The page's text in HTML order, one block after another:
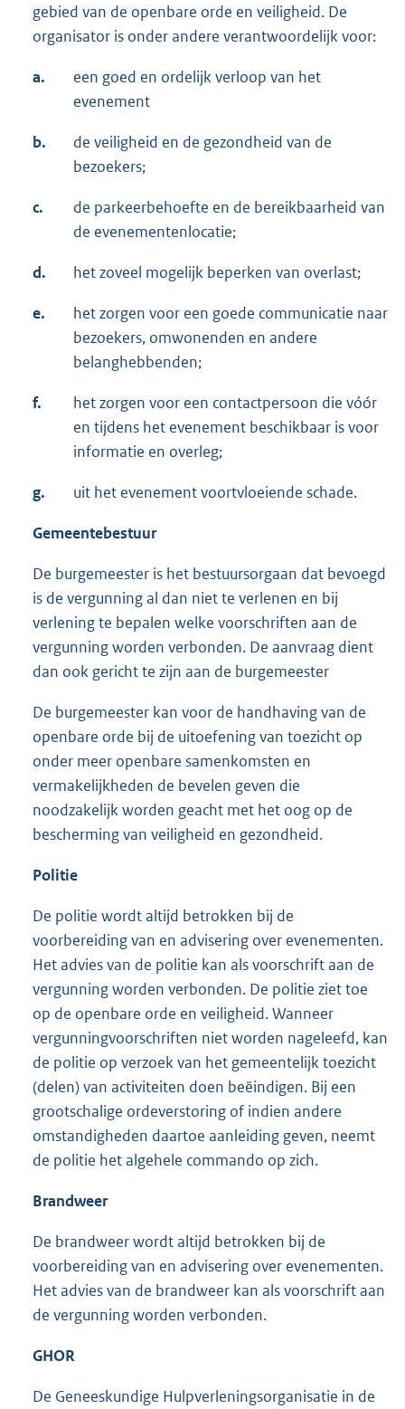
gebied van de openbare orde en veiligheid. De
organisator is onder andere verantwoordelijk voor:
a.
een goed en ordelijk verloop van het
evenement
b.
de veiligheid en de gezondheid van de
bezoekers;
c.
de parkeerbehoefte en de bereikbaarheid van
de evenementenlocatie;
d. het zoveel mogelijk beperken van overlast;
e.
het zorgen voor een goede communicatie naar
bezoekers, omwonenden en andere
belanghebbenden;
f.
het zorgen voor een contactpersoon die vóór
en tijdens het evenement beschikbaar is voor
informatie en overleg;
g. uit het evenement voortvloeiende schade.
Gemeentebestuur
De burgemeester is het bestuursorgaan dat bevoegd
is de vergunning al dan niet te verlenen en bij
verlening te bepalen welke voorschriften aan de
vergunning worden verbonden. De aanvraag dient
dan ook gericht te zijn aan de burgemeester
De burgemeester kan voor de handhaving van de
openbare orde bij de uitoefening van toezicht op
onder meer openbare samenkomsten en
vermakelijkheden de bevelen geven die
noodzakelijk worden geacht met het oog op de
bescherming van veiligheid en gezondheid.
Politie
De politie wordt altijd betrokken bij de
voorbereiding van en advisering over evenementen.
Het advies van de politie kan als voorschrift aan de
vergunning worden verbonden. De politie ziet toe
op de openbare orde en veiligheid. Wanneer
vergunningvoorschriften niet worden nageleefd, kan
de politie op verzoek van het gemeentelijk toezicht
(delen) van activiteiten doen beëindigen. Bij een
grootschalige ordeverstoring of indien andere
omstandigheden daartoe aanleiding geven, neemt
de politie het algehele commando op zich.
Brandweer
De brandweer wordt altijd betrokken bij de
voorbereiding van en advisering over evenementen.
Het advies van de brandweer kan als voorschrift aan
de vergunning worden verbonden.
GHOR
De Geneeskundige Hulpverleningsorganisatie in de